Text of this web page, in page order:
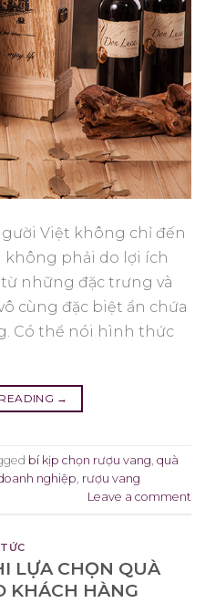
Việt không chỉ đến
không phải do lợi ích
những đặc trưng và
cùng đặc biệt ẩn chứa
Có thể nói hình thức
→
bí kịp chọn rượu vang, quà
nghiệp, rượu vang
Leave a comment
LỰA CHỌN QUÀ
KHÁCH HÀNG